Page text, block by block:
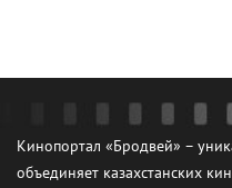
Кинопортал «Бродвей» –
объединяет казахстанских